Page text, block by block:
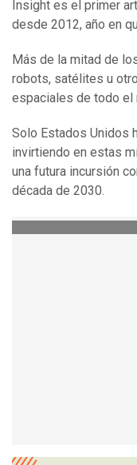
Insight es el primer
desde 2012, año en
Más de la mitad de
robots, satélites u
espaciales de todo el
Solo Estados Unidos
invirtiendo en estas
una futura incursión
década de 2030.